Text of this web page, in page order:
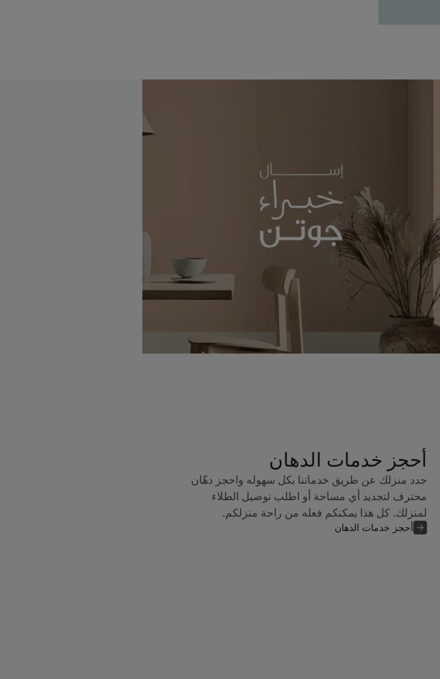
أحجز خدمات الدهان
جدد منزلك عن طريق خدماتنا بكل سهوله واحجز دهّان
محترف لتجديد أي مساحة أو اطلب توصيل الطلاء
لمنزلك. كل هذا يمكنكم فعله من راحة منزلكم.
أحجز خدمات الدهان